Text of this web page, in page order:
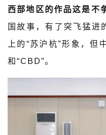
西部地区的作品这是不
国故事，有了突飞猛进
上的“苏沪杭”形象，但
和“CBD”。